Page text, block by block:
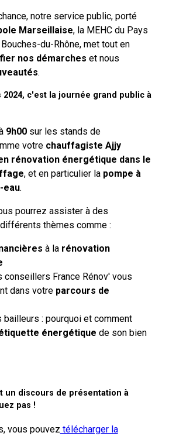
notre service public, porté
Marseillaise, la MEHC du Pays
Bouches-du-Rhône, met tout en
nos démarches et nous
.
2024, c'est la journée grand public à
9h00sur les stands de
votre chauffagiste Ajjy
rénovation énergétique dans le
, et en particulier la pompe à
eau.
pourrez assister à des
thèmes comme :
à la rénovation
conseillers France Rénov' vous
dans votre parcours de
bailleurs : pourquoi et comment
énergétique de son bien
un discours de présentation à
pas !
vous pouvez télécharger la